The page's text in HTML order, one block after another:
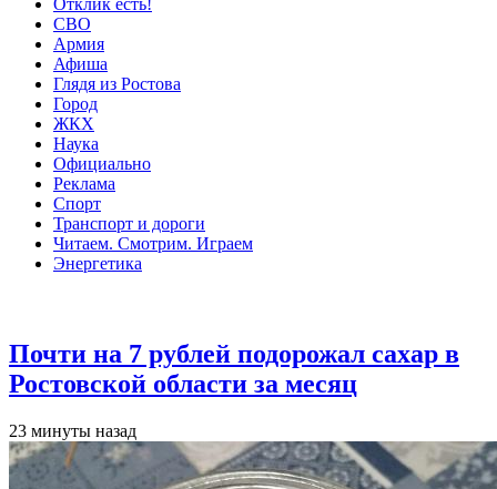
Отклик есть!
СВО
Армия
Афиша
Глядя из Ростова
Город
ЖКХ
Наука
Официально
Реклама
Спорт
Транспорт и дороги
Читаем. Смотрим. Играем
Энергетика
Почти на 7 рублей подорожал сахар в
Ростовской области за месяц
23 минуты назад